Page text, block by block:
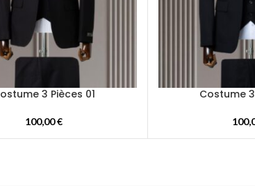
3 Pièces 01
100,00€
Costume